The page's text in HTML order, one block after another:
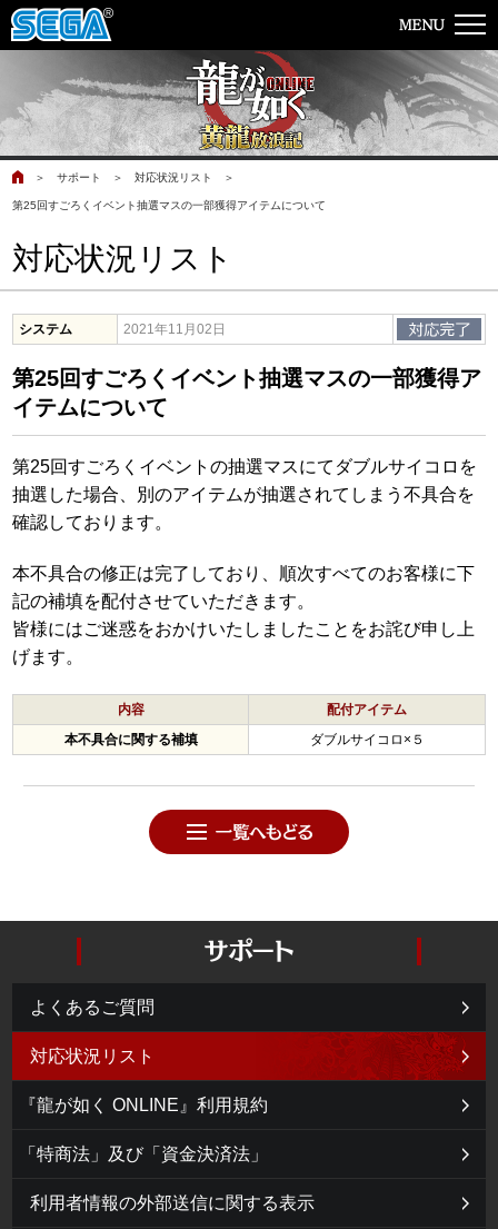
＞ サポート ＞ 対応状況リスト ＞
第25回すごろくイベント抽選マスの一部獲得アイテムについて
対応状況リスト
システム 2021年11月02日
第25回すごろくイベント抽選マスの一部獲得ア
イテムについて
第25回すごろくイベントの抽選マスにてダブルサイコロを
抽選した場合、別のアイテムが抽選されてしまう不具合を
確認しております。
本不具合の修正は完了しており、順次すべてのお客様に下
記の補填を配付させていただきます。
皆様にはご迷惑をおかけいたしましたことをお詫び申し上
げます。
内容
配付アイテム
本不具合に関する補填
ダブルサイコロ×５
よくあるご質問
対応状況リスト
『龍が如く ONLINE』利用規約
「特商法」及び「資金決済法」
利用者情報の外部送信に関する表示